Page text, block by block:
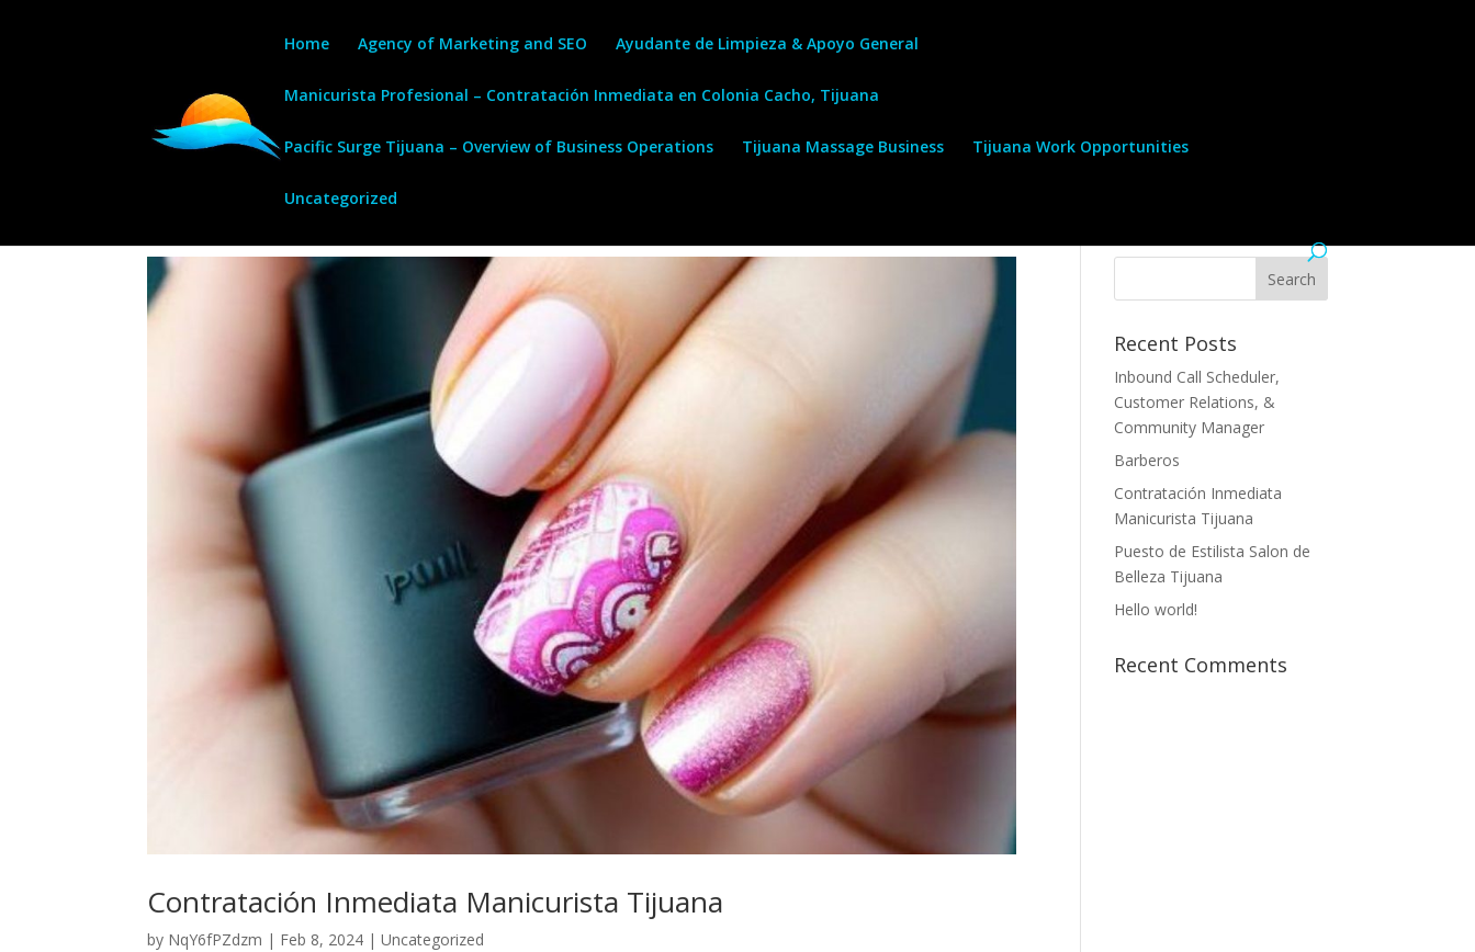
Home Agency of Marketing and SEO Ayudante de Limpieza & Apoyo General
Manicurista Profesional – Contratación Inmediata en Colonia Cacho, Tijuana
Pacific Surge Tijuana – Overview of Business Operations Tijuana Massage Business Tijuana Work Opportunities
Uncategorized
Contratación Inmediata Manicurista Tijuana
by NqY6fPZdzm | Feb 8, 2024 |Uncategorized
Recent Posts
Inbound Call Scheduler,
Customer Relations, &
Community Manager
Barberos
Contratación Inmediata
Manicurista Tijuana
Puesto de Estilista Salon de
Belleza Tijuana
Hello world!
Recent Comments